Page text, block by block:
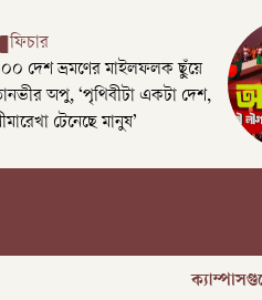
ফিচার
দেশ ভ্রমণের মাইলফলক ছুঁয়ে
অপু, ‘পৃথিবীটা একটা দেশ,
টেনেছে মানুষ’
রক্তে